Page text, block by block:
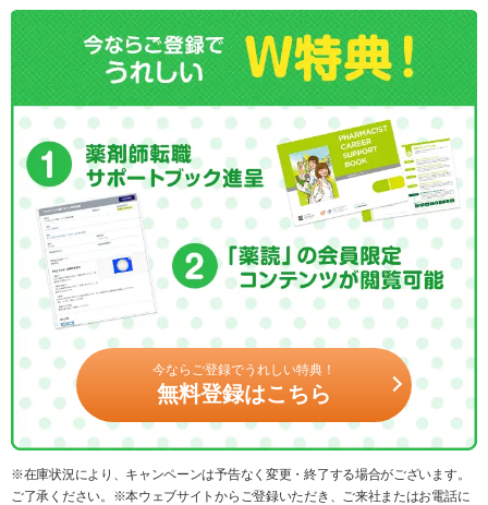
今ならご登録でうれしい特典！
無料登録はこちら
※在庫状況により、キャンペーンは予告なく変更・終了する場合がございます。
ご了承ください。※本ウェブサイトからご登録いただき、ご来社またはお電話に